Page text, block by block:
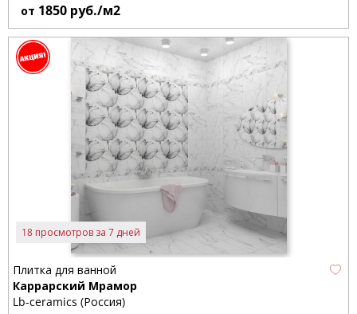
от 1850 руб./м2
18 просмотров за 7 дней
Плитка для ванной
Каррарский Мрамор
Lb-ceramics (Россия)